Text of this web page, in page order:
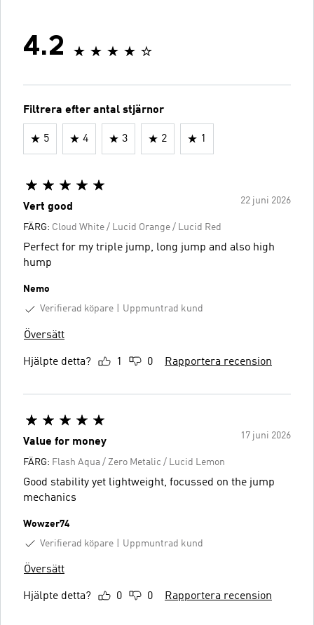
4.2
Filtrera efter antal stjärnor
5 4 3 2 1
22 juni 2026
Vert good
FÄRG: Cloud White / Lucid Orange / Lucid Red
Perfect for my triple jump, long jump and also high
hump
Nemo
Verifierad köpare
Uppmuntrad kund
Översätt
Hjälpte detta? 1 0 Rapportera recension
17 juni 2026
Value for money
FÄRG: Flash Aqua / Zero Metalic / Lucid Lemon
Good stability yet lightweight, focussed on the jump
mechanics
Wowzer74
Verifierad köpare
Uppmuntrad kund
Översätt
Hjälpte detta? 0 0 Rapportera recension